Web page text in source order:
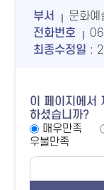
부서
문화예
전화번호
최종수정일 :
이 페이지에서
하셨습니까?
매우만족
우불만족